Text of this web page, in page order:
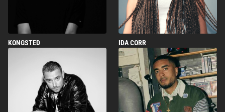
KONGSTED IDA CORR